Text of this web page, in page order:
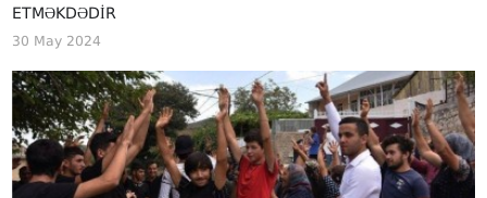
ETMƏKDƏDIR
30 May 2024